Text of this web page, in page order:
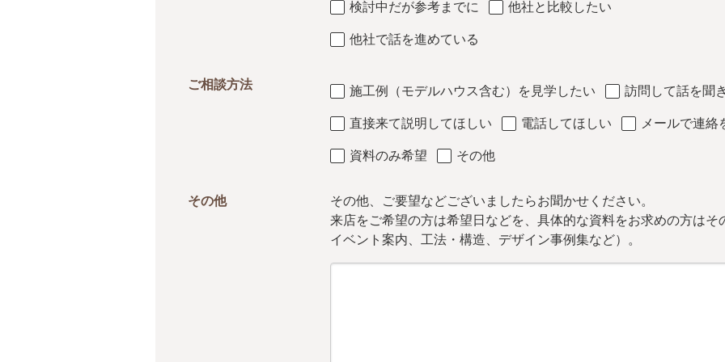
検討中だが参考までに 他社と比較したい
他社で話を進めている
ご相談方法 施工例（モデルハウス含む）を見学したい 訪問して話を聞
直接来て説明してほしい 電話してほしい メールで連絡
資料のみ希望 その他
その他
その他、ご要望などございましたらお聞かせください。
来店をご希望の方は希望日などを、具体的な資料をお求めの方はそ
イベント案内、工法・構造、デザイン事例集など）。